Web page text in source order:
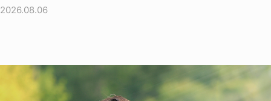
2026.08.06